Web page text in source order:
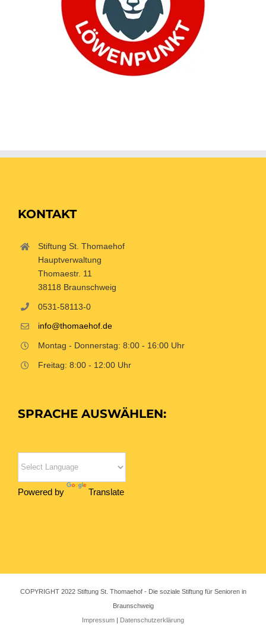
KONTAKT
Stiftung St. Thomaehof
Hauptverwaltung
Thomaestr. 11
38118 Braunschweig
0531-58113-0
info@thomaehof.de
Montag - Donnerstag: 8:00 - 16:00 Uhr
Freitag: 8:00 - 12:00 Uhr
SPRACHE AUSWÄHLEN:
Powered by Translate
COPYRIGHT 2022 Stiftung St. Thomaehof - Die soziale Stiftung für Senioren in
Braunschweig
Impressum | Datenschutzerklärung